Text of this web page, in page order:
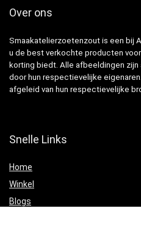
Over ons
Smaakatelierzoetenzout is een bij
u de best verkochte producten
korting biedt. Alle afbeeldingen
door hun respectievelijke
afgeleid van hun respectievelijke
Snelle Links
Home
Winkel
Blogs